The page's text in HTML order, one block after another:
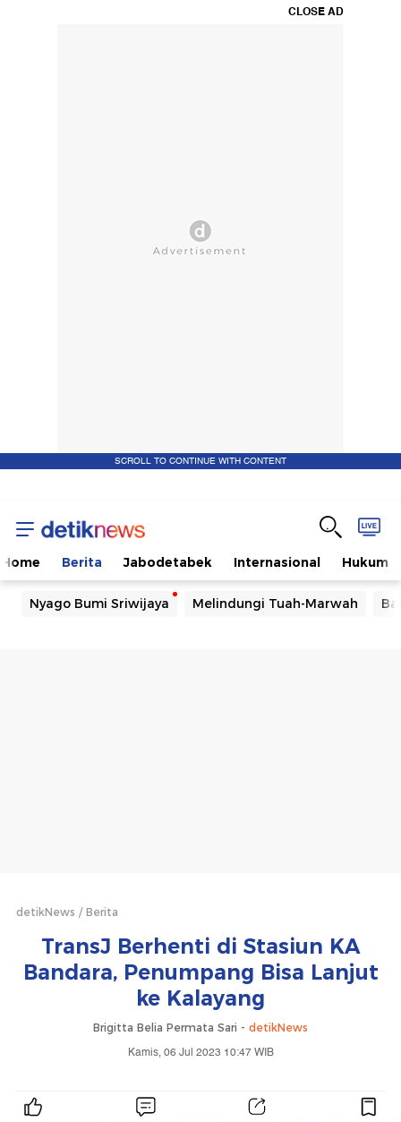
CLOSE AD
SCROLL TO CONTINUE WITH CONTENT
Home Berita Jabodetabek Internasional Hukum
Nyago Bumi Sriwijaya Melindungi Tuah-Marwah
detikNews Berita
TransJ Berhenti di Stasiun KA
Bandara, Penumpang Bisa Lanjut
ke Kalayang
Brigitta Belia Permata Sari - detikNews
Kamis, 06 Jul 2023 10:47 WIB